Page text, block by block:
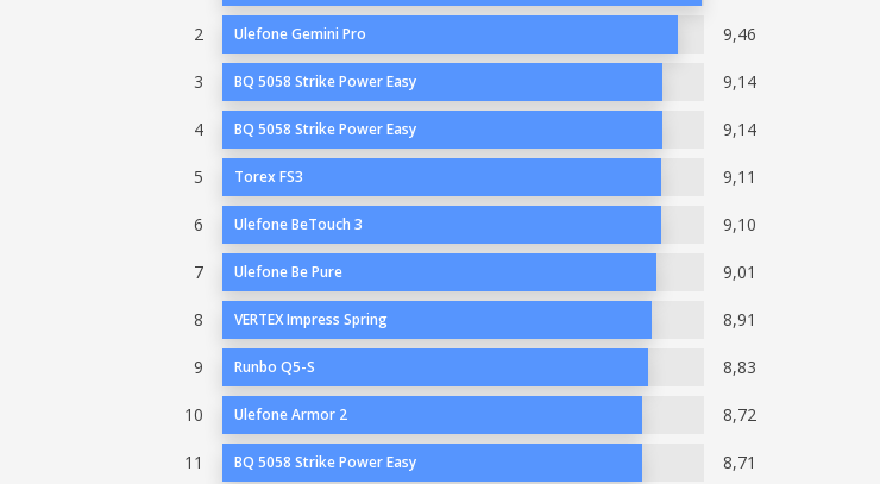
2 Ulefone Gemini Pro 9,46
3 BQ 5058 Strike Power Easy 9,14
4 BQ 5058 Strike Power Easy 9,14
5 Torex FS3 9,11
6 Ulefone BeTouch 3 9,10
7 Ulefone Be Pure 9,01
8 VERTEX Impress Spring 8,91
9 Runbo Q5-S 8,83
10 Ulefone Armor 2 8,72
11 BQ 5058 Strike Power Easy 8,71